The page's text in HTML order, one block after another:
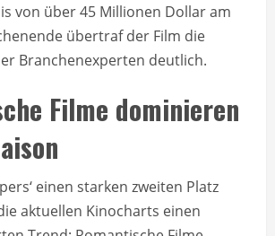
von über 45 Millionen Dollar am
übertraf der Film die
Branchenexperten deutlich.
Filme dominieren
einen starken zweiten Platz
aktuellen Kinocharts einen